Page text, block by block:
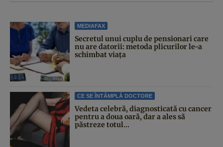
MEDIAFAX
Secretul unui cuplu de pensionari care
nu are datorii: metoda plicurilor le-a
schimbat viața
CE SE ÎNTÂMPLĂ DOCTORE
Vedeta celebră, diagnosticată cu cancer
pentru a doua oară, dar a ales să
păstreze totul...